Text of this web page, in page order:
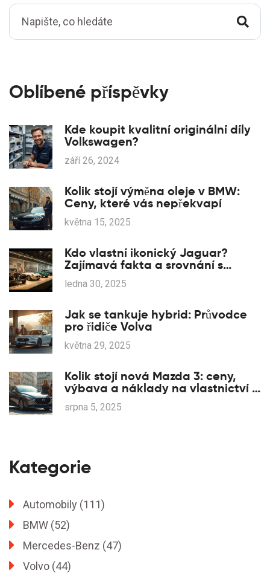
Oblíbené příspěvky
Kde koupit kvalitní originální díly
Volkswagen?
září 26, 2024
Kolik stojí výměna oleje v BMW:
Ceny, které vás nepřekvapí
května 15, 2025
Kdo vlastní ikonický Jaguar?
Zajímavá fakta a srovnání s
Renaultem
ledna 30, 2025
Jak se tankuje hybrid: Průvodce
pro řidiče Volva
května 29, 2025
Kolik stojí nová Mazda 3: ceny,
výbava a náklady na vlastnictví v
roce 2025
srpna 5, 2025
Kategorie
Automobily (111)
BMW (52)
Mercedes-Benz (47)
Volvo (44)